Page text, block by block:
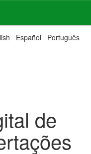
Español Português
de